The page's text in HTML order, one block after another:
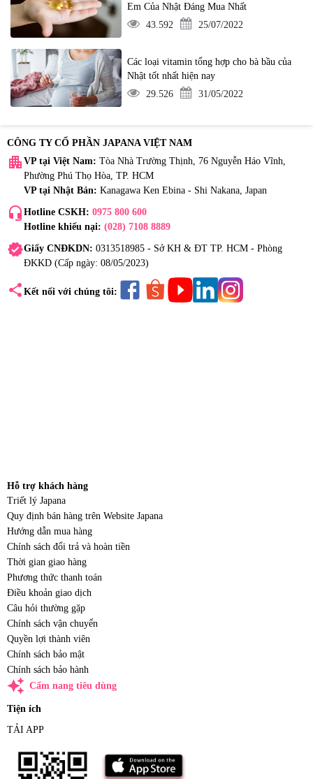
Em Của Nhật Đáng Mua Nhất
43.592
25/07/2022
Các loại vitamin tổng hợp cho bà bầu của
Nhật tốt nhất hiện nay
29.526
31/05/2022
CÔNG TY CỔ PHẦN JAPANA VIỆT NAM
apartment VP tại Việt Nam: Tòa Nhà Trường Thịnh, 76 Nguyễn Háo Vĩnh,
Phường Phú Thọ Hòa, TP. HCM
VP tại Nhật Bản: Kanagawa Ken Ebina - Shi Nakana, Japan
headset_mic Hotline CSKH: 0975 800 600
Hotline khiếu nại: (028) 7108 8889
verifiedGiấy CNĐKDN: 0313518985 - Sở KH & ĐT TP. HCM - Phòng
ĐKKD (Cấp ngày: 08/05/2023)
share Kết nối với chúng tôi:
Hỗ trợ khách hàng
Triết lý Japana
Quy định bán hàng trên Website Japana
Hướng dẫn mua hàng
Chính sách đổi trả và hoàn tiền
Thời gian giao hàng
Phương thức thanh toán
Điều khoản giao dịch
Câu hỏi thường gặp
Chính sách vận chuyển
Quyền lợi thành viên
Chính sách bảo mật
Chính sách bảo hành
auto_awesome Cẩm nang tiêu dùng
Tiện ích
TẢI APP